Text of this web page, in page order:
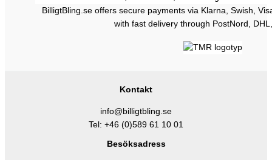
BilligtBling.se offers secure payments via Klarna, Swish,
with fast delivery through PostNord,
Kontakt
info@billigtbling.se
Tel: +46 (0)589 61 10 01
Besöksadress